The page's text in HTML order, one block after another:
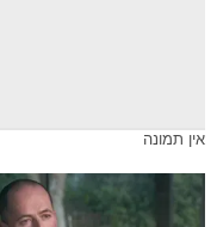
אין תמונה